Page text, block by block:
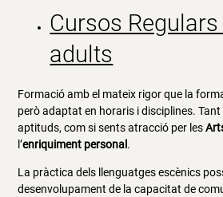
Cursos Regulars
adults
Formació amb el mateix rigor que la
però adaptat en horaris i disciplines.
aptituds, com si sents atracció per les
l’enriquiment personal.
La pràctica dels llenguatges escènics
desenvolupament de la capacitat de